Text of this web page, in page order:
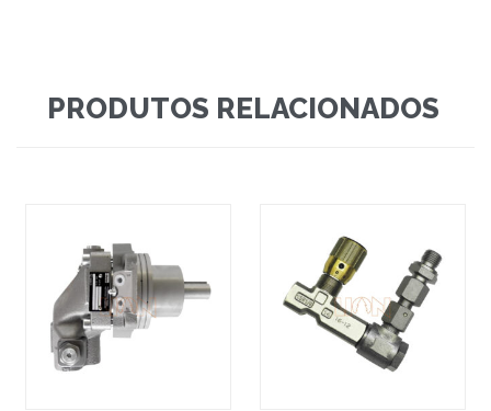
PRODUTOS RELACIONADOS